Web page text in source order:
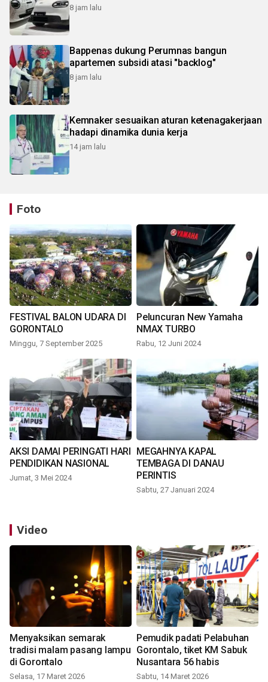
8 jam lalu
Bappenas dukung Perumnas bangun
apartemen subsidi atasi "backlog"
8 jam lalu
Kemnaker sesuaikan aturan ketenagakerjaan
hadapi dinamika dunia kerja
14 jam lalu
Foto
FESTIVAL BALON UDARA DI
GORONTALO
Minggu, 7 September 2025
Peluncuran New Yamaha
NMAX TURBO
Rabu, 12 Juni 2024
AKSI DAMAI PERINGATI HARI
PENDIDIKAN NASIONAL
Jumat, 3 Mei 2024
MEGAHNYA KAPAL
TEMBAGA DI DANAU
PERINTIS
Sabtu, 27 Januari 2024
Video
Menyaksikan semarak
tradisi malam pasang lampu
di Gorontalo
Selasa, 17 Maret 2026
Pemudik padati Pelabuhan
Gorontalo, tiket KM Sabuk
Nusantara 56 habis
Sabtu, 14 Maret 2026